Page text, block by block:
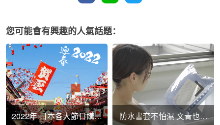
您可能會有興趣的人氣話題：
2022年 日本各大節日購物 防水書套不怕濕 文青也能